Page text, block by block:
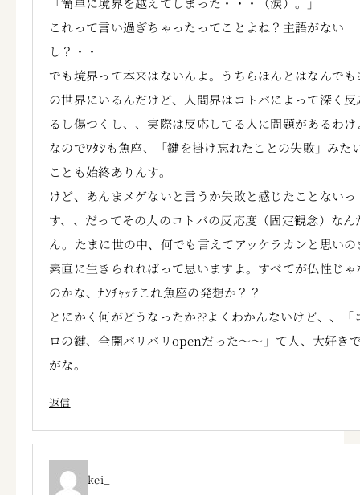
これって言い過ぎちゃったってことよね？主語がない
し？・・
でも境界って本来はないんよ。うちらほんとはなんでも
の世界にいるんだけど、人間界はコトバによって深く反
るし傷つくし、、実際は反応してる人に問題があるわけ
なのでﾜﾀｼも魚座、「鍵を掛け忘れたことの失敗」みた
ことも始終ありんす。
けど、あんまメゲないと言うか失敗と感じたことないっ
す、、だってその人のコトバの反応度（固定観念）なん
ん。たまに世の中、何でも言えてアッケラカンと思いの
素直に生きられればって思いますよ。すべてが仏性じゃ
のかな、ﾅﾝﾁｬｯﾃこれ魚座の発想か？？
とにかく何がどうなったか??よくわかんないけど、、「
ロの鍵、全開バリバリopenだった～～」て人、大好き
がな。
返信
kei_